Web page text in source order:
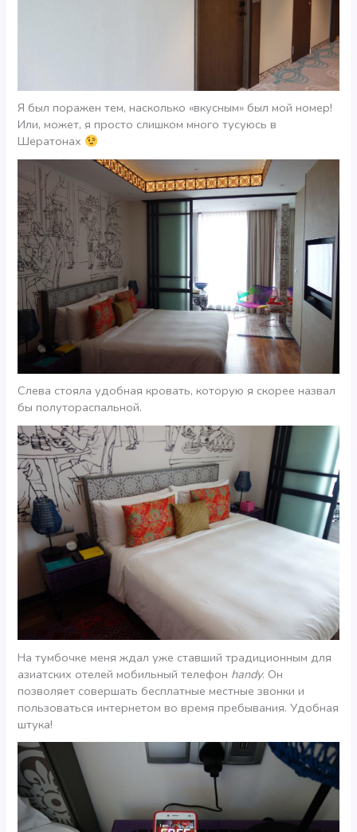
Я был поражен тем, насколько «вкусным» был мой номер!
Или, может, я просто слишком много тусуюсь в
Шератонах
Слева стояла удобная кровать, которую я скорее назвал
бы полутораспальной.
На тумбочке меня ждал уже ставший традиционным для
азиатских отелей мобильный телефон handy. Он
позволяет совершать бесплатные местные звонки и
пользоваться интернетом во время пребывания. Удобная
штука!